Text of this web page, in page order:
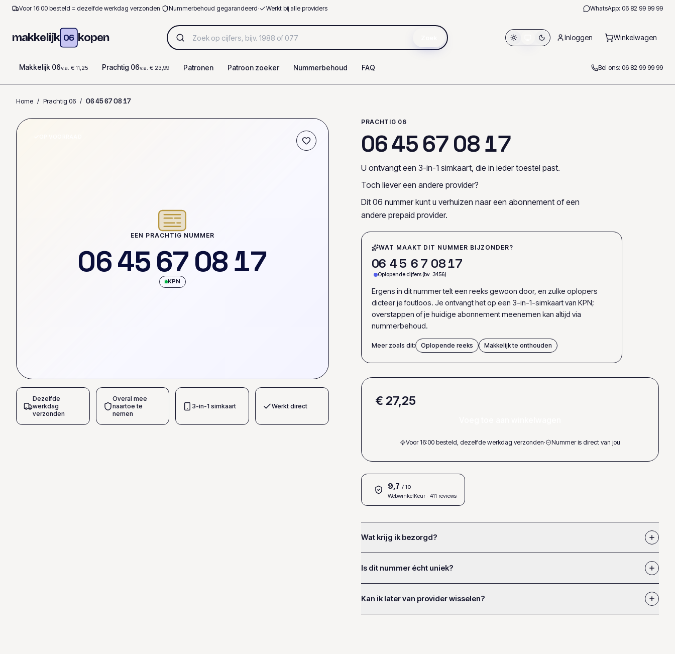
Voor 16:00 besteld = dezelfde werkdag verzonden· Nummerbehoud gegarandeerd· Werkt bij alle providers WhatsApp: 06 82 99 99 99
makkelijk 06 kopen Inloggen Winkelwagen
Makkelijk 06v.a. € 11,25 Prachtig 06v.a. € 23,99 Patronen Patroon zoeker Nummerbehoud FAQ Bel ons: 06 82 99 99 99
Home / Prachtig 06 / 0645670817
EEN PRACHTIG NUMMER
0645670817
KPN
Dezelfde
werkdag
verzonden
Overal mee
naartoe te
nemen
3-in-1 simkaart Werkt direct
PRACHTIG 06
0645670817
U ontvangt een 3-in-1 simkaart, die in ieder toestel past.
Toch liever een andere provider?
Dit 06 nummer kunt u verhuizen naar een abonnement of een
andere prepaid provider.
WAT MAAKT DIT NUMMER BIJZONDER?
06 45 67 0817
Oplopende cijfers (bv. 3456)
Ergens in dit nummer telt een reeks gewoon door, en zulke oplopers
dicteer je foutloos. Je ontvangt het op een 3-in-1-simkaart van KPN;
overstappen of je huidige abonnement meenemen kan altijd via
nummerbehoud.
Meer zoals dit: Oplopende reeks Makkelijk te onthouden
€ 27,25
Voor 16:00 besteld, dezelfde werkdag verzonden· Nummer is direct van jou
9,7 / 10
WebwinkelKeur· 411 reviews
Wat krijg ik bezorgd?
Is dit nummer écht uniek?
Kan ik later van provider wisselen?